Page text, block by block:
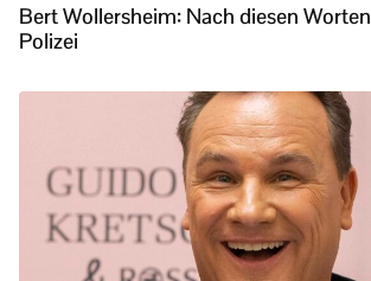
Bert Wollersheim: Nach diesen
Polizei